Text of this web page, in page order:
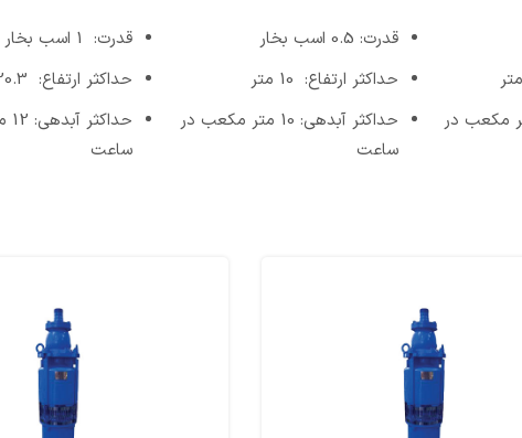
آبدهی: 15 متر مکعب در
قدرت: 0.5 اسب بخار
حداکثر ارتفاع: 10 متر
حداکثر آبدهی: 10 متر مکعب در
ساعت
قدرت: 1 اسب بخار
حداکثر ارتفاع: 20.3 متر
ساعت